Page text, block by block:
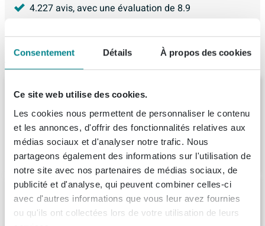
Consentement Détails À propos des cookies
Ce site web utilise des cookies.
Les cookies nous permettent de personnaliser le contenu
et les annonces, d'offrir des fonctionnalités relatives aux
médias sociaux et d'analyser notre trafic. Nous
partageons également des informations sur l'utilisation de
notre site avec nos partenaires de médias sociaux, de
publicité et d'analyse, qui peuvent combiner celles-ci
avec d'autres informations que vous leur avez fournies
ou qu'ils ont collectées lors de votre utilisation de leurs
4.227avis, avec une évaluation de 8.9
Articles similaires
BRAUER Believe plaque de fond 100 -
94.5x41x1.8cm - blanc mat
Livraison:8 - 9 semaines
200, 53
INK Topdeck Plan vasque - 120x45x2cm -
pour meuble bas - MDF laqué blanc mat
Livraison:1 - 2 semaines